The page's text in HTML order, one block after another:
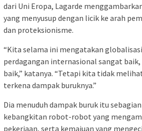
dari Uni Eropa, Lagarde
yang menyusup dengan licik ke arah
dan proteksionisme.
“Kita selama ini mengatakan
perdagangan internasional sangat
baik,” katanya. “Tetapi kita tidak
terkena dampak buruknya.”
Dia menuduh dampak buruk itu
kebangkitan robot-robot yang
pekerjaan, serta kemajuan yang